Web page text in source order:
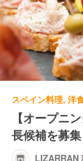
【オープニ
長候補を募集
LIZARRAN